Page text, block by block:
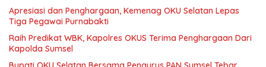
Apresiasi dan Penghargaan, Kemenag OKU Selatan Lepas
Tiga Pegawai Purnabakti
Raih Predikat WBK, Kapolres OKUS Terima Penghargaan Dari
Kapolda Sumsel